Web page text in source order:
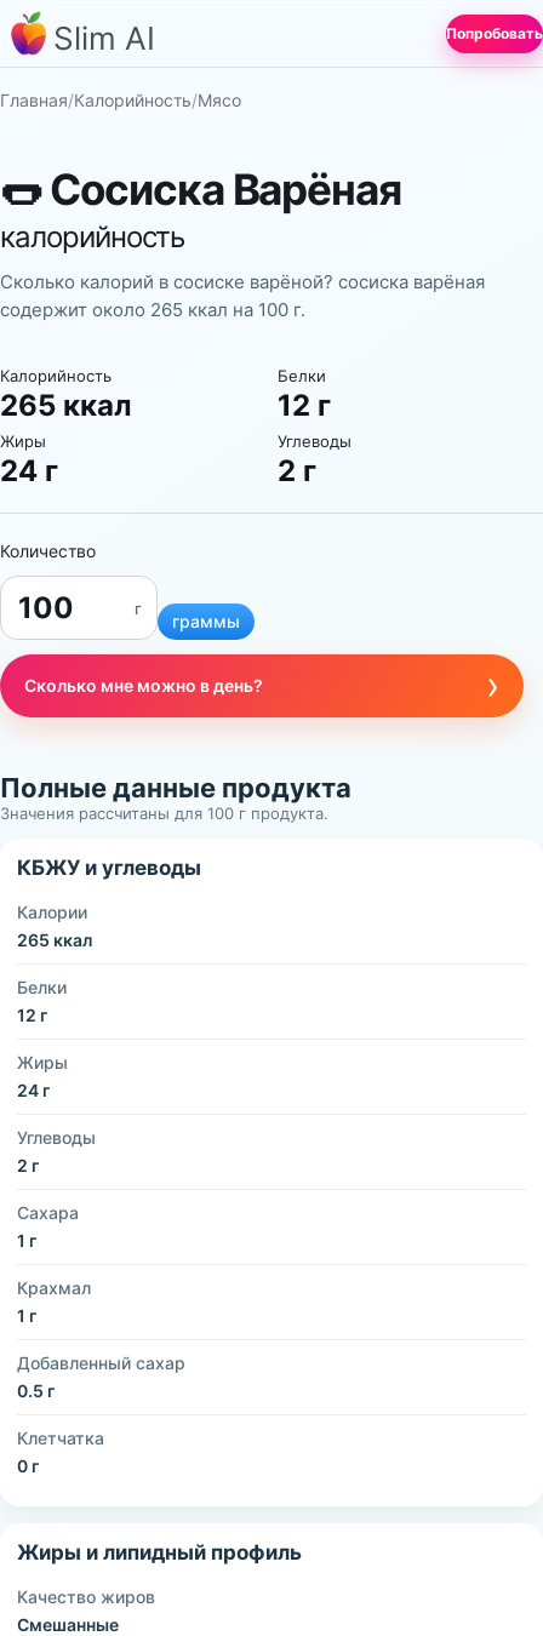
Slim AI Попробовать
Главная/Калорийность/Мясо
🌭Сосиска Варёная
калорийность
Сколько калорий в сосиске варёной? сосиска варёная
содержит около 265 ккал на 100 г.
Калорийность
265 ккал
Белки
12 г
Жиры
24 г
Углеводы
2 г
Количество
г
граммы
Сколько мне можно в день? ›
Полные данные продукта
Значения рассчитаны для 100 г продукта.
КБЖУ и углеводы
Калории
265 ккал
Белки
12 г
Жиры
24 г
Углеводы
2 г
Сахара
1 г
Крахмал
1 г
Добавленный сахар
0.5 г
Клетчатка
0 г
Жиры и липидный профиль
Качество жиров
Смешанные